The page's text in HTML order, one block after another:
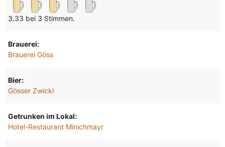
3.33 bei 3 Stimmen.
Brauerei:
Brauerei Göss
Bier:
Gösser Zwickl
Getrunken im Lokal:
Hotel-Restaurant Minichmayr